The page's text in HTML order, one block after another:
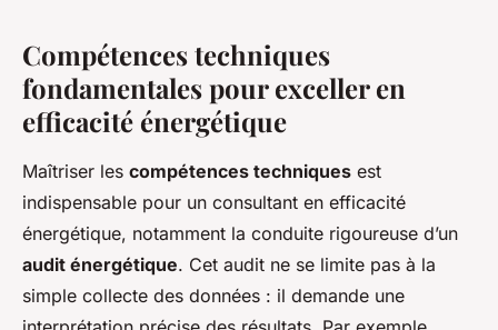
Compétences techniques
fondamentales pour exceller en
efficacité énergétique
Maîtriser les compétences techniques est
indispensable pour un consultant en efficacité
énergétique, notamment la conduite rigoureuse d’un
audit énergétique. Cet audit ne se limite pas à la
simple collecte des données : il demande une